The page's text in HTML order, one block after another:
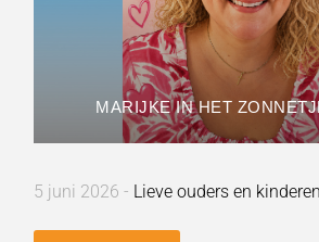
MARIJKE IN HET
5 juni 2026 - Lieve ouders en